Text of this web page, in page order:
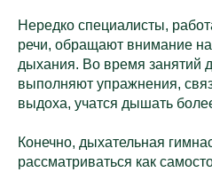
Нередко специалисты,
речи, обращают внимание
дыхания. Во время занятий
выполняют упражнения,
выдоха, учатся дышать
Конечно, дыхательная
рассматриваться как